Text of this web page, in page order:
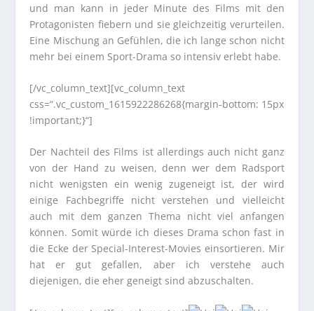
und man kann in jeder Minute des Films mit den
Protagonisten fiebern und sie gleichzeitig verurteilen.
Eine Mischung an Gefühlen, die ich lange schon nicht
mehr bei einem Sport-Drama so intensiv erlebt habe.
[/vc_column_text][vc_column_text
css=“.vc_custom_1615922286268{margin-bottom: 15px
!important;}“]
Der Nachteil des Films ist allerdings auch nicht ganz
von der Hand zu weisen, denn wer dem Radsport
nicht wenigsten ein wenig zugeneigt ist, der wird
einige Fachbegriffe nicht verstehen und vielleicht
auch mit dem ganzen Thema nicht viel anfangen
können. Somit würde ich dieses Drama schon fast in
die Ecke der Special-Interest-Movies einsortieren. Mir
hat er gut gefallen, aber ich verstehe auch
diejenigen, die eher geneigt sind abzuschalten.